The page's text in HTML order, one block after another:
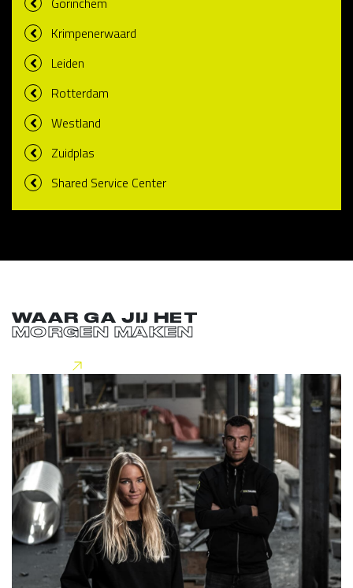
Krimpenerwaard
Leiden
Rotterdam
Westland
Zuidplas
Shared Service Center
WAAR GA JIJ HET
MORGEN MAKEN